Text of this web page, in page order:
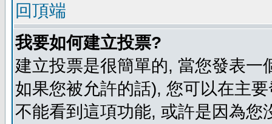
回頂端
我要如何建立投票?
建立投票是很簡單的, 當您發表
如果您被允許的話), 您可以在主
不能看到這項功能, 或許是因為